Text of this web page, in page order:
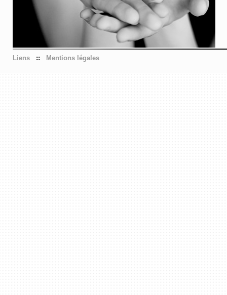
Liens :: Mentions légales